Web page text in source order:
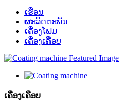
ເຮືອນ
ຜະລິດຕະພັນ
ເຄື່ອງໂຟມ
ເຄື່ອງເຄືອບ
ເຄື່ອງເຄືອບ